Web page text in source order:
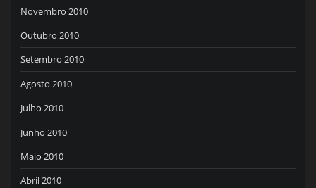
Novembro 2010
Outubro 2010
Setembro 2010
Agosto 2010
Julho 2010
Junho 2010
Maio 2010
Abril 2010